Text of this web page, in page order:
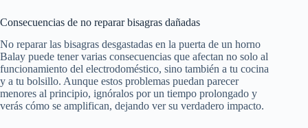
Consecuencias de no reparar bisagras dañadas
No reparar las bisagras desgastadas en la puerta de un horno
Balay puede tener varias consecuencias que afectan no solo al
funcionamiento del electrodoméstico, sino también a tu cocina
y a tu bolsillo. Aunque estos problemas puedan parecer
menores al principio, ignóralos por un tiempo prolongado y
verás cómo se amplifican, dejando ver su verdadero impacto.